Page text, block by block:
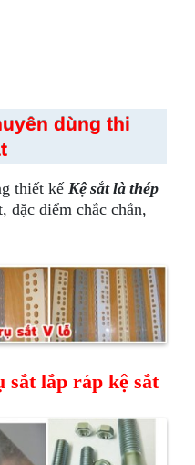
dùng thi
thiết kế Kệ sắt là thép
đặc điểm chắc chắn,
lắp ráp kệ sắt